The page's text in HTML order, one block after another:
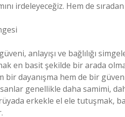
irdeleyeceğiz. Hem de
anlayışı ve bağlılığı
en basit şekilde bir arada
dayanışma hem de bir
genellikle daha samimi,
erkekle el ele tutuşmak,